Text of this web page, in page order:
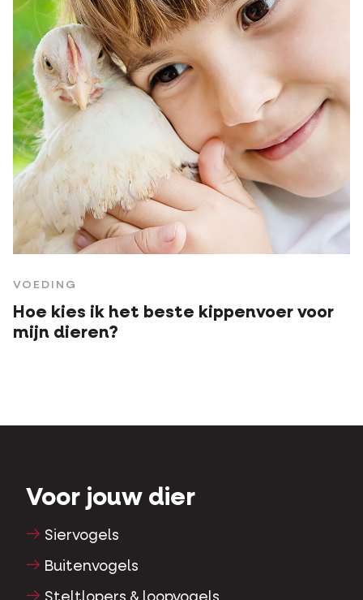
VOEDING
Hoe kies ik het beste kippenvoer voor
mijn dieren?
Voor jouw dier
Siervogels
Buitenvogels